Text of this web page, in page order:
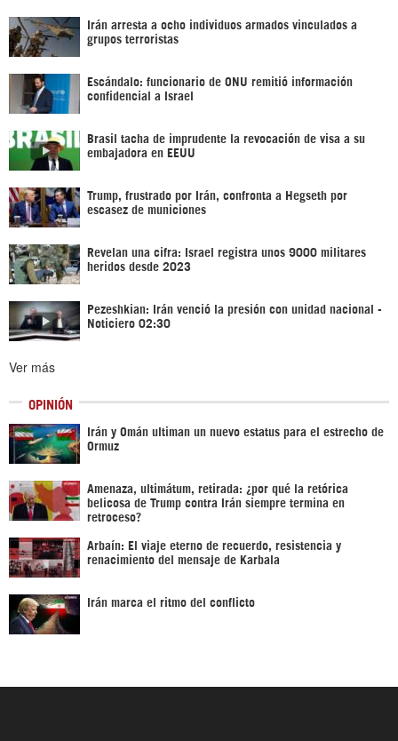
Irán arresta a ocho individuos armados vinculados a
grupos terroristas
Escándalo: funcionario de ONU remitió información
confidencial a Israel
Brasil tacha de imprudente la revocación de visa a su
embajadora en EEUU
Trump, frustrado por Irán, confronta a Hegseth por
escasez de municiones
Revelan una cifra: Israel registra unos 9000 militares
heridos desde 2023
Pezeshkian: Irán venció la presión con unidad nacional -
Noticiero 02:30
Ver más
OPINIÓN
Irán y Omán ultiman un nuevo estatus para el estrecho de
Ormuz
Amenaza, ultimátum, retirada: ¿por qué la retórica
belicosa de Trump contra Irán siempre termina en
retroceso?
Arbaín: El viaje eterno de recuerdo, resistencia y
renacimiento del mensaje de Karbala
Irán marca el ritmo del conflicto